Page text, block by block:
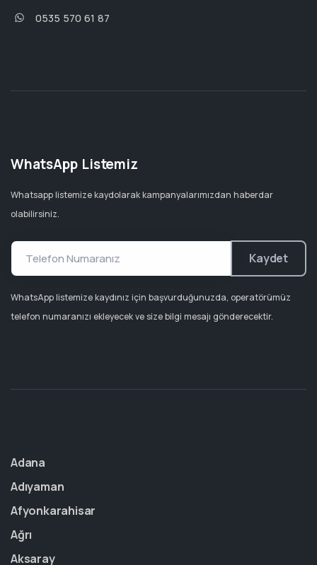
0535 570 61 87
WhatsApp Listemiz
Whatsapp listemize kaydolarak kampanyalarımızdan haberdar
olabilirsiniz.
Kaydet
WhatsApp listemize kaydınız için başvurduğunuzda, operatörümüz
telefon numaranızı ekleyecek ve size bilgi mesajı gönderecektir.
Adana
Adıyaman
Afyonkarahisar
Ağrı
Aksaray